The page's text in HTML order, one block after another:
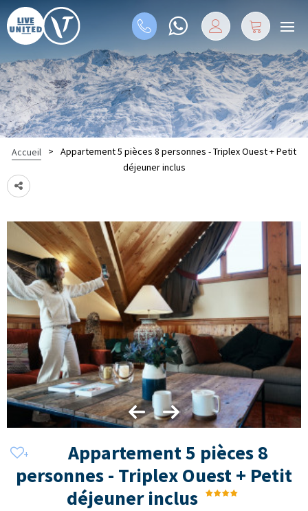
Accueil >
Appartement 5 pièces 8 personnes - Triplex Ouest + Petit
déjeuner inclus
Appartement 5 pièces 8
personnes - Triplex Ouest + Petit
déjeuner inclus